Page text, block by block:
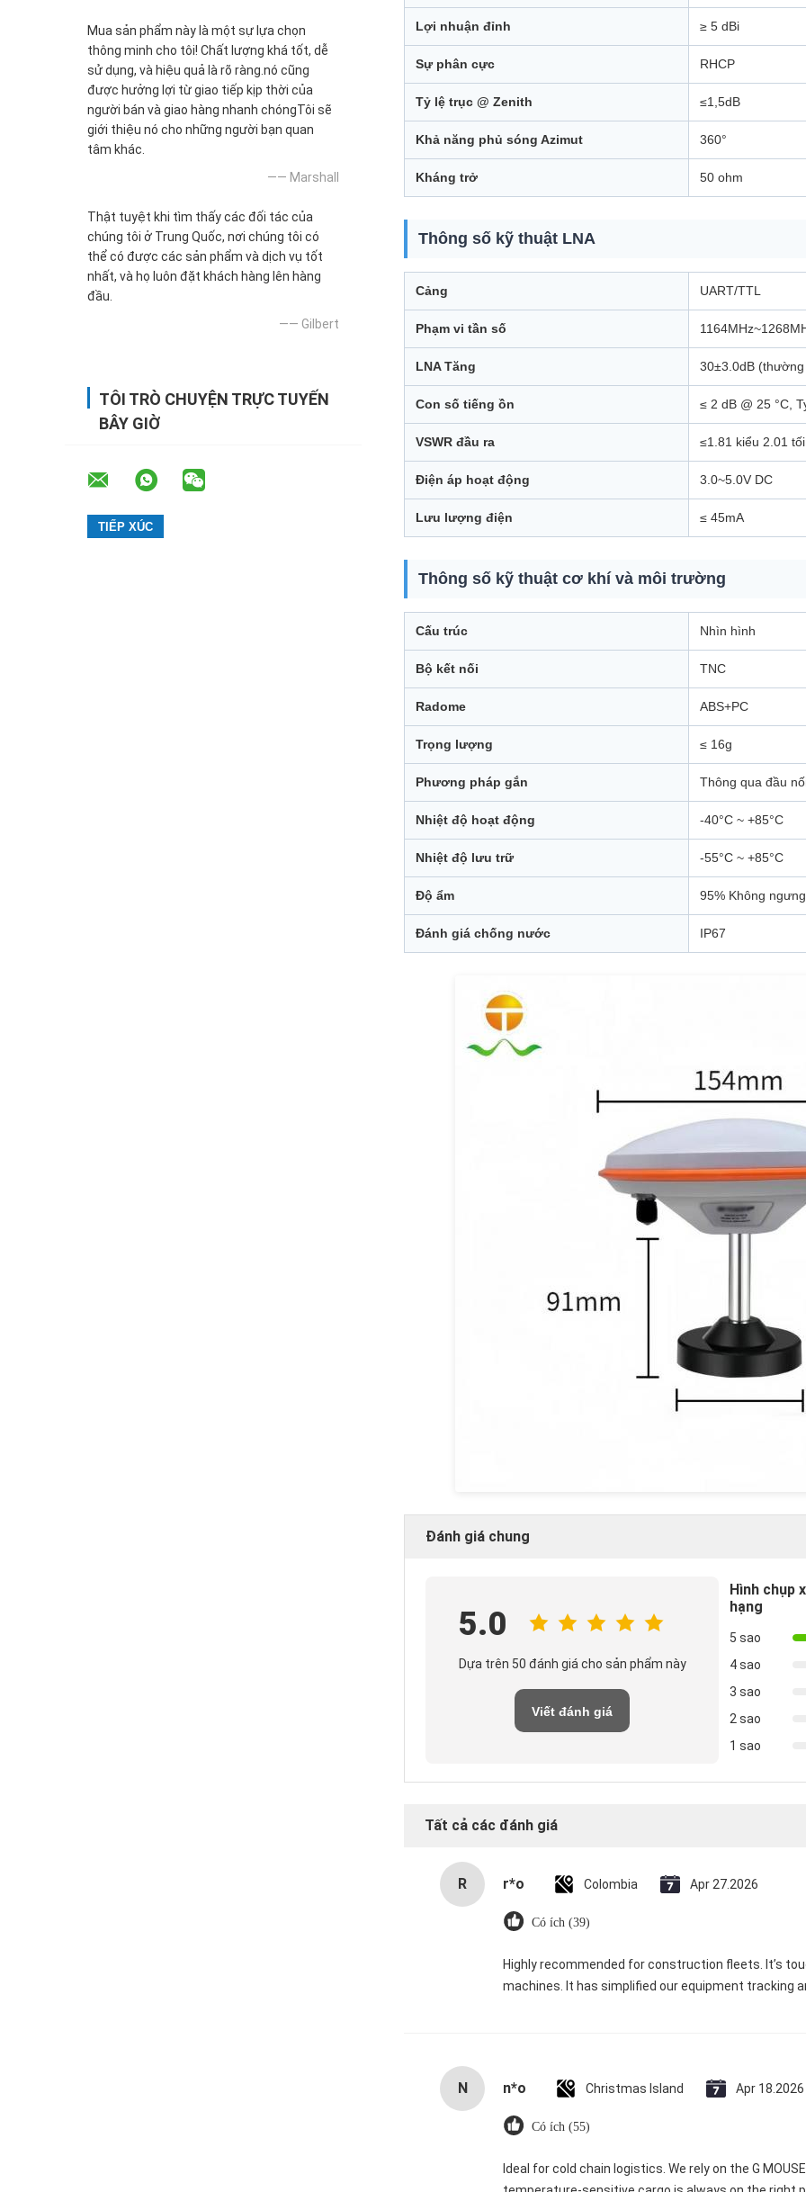
Mua sản phẩm này là một sự lựa chọn
thông minh cho tôi! Chất lượng khá tốt, dễ
sử dụng, và hiệu quả là rõ ràng.nó cũng
được hưởng lợi từ giao tiếp kịp thời của
người bán và giao hàng nhanh chóngTôi sẽ
giới thiệu nó cho những người bạn quan
tâm khác.
—— Marshall
Thật tuyệt khi tìm thấy các đối tác của
chúng tôi ở Trung Quốc, nơi chúng tôi có
thể có được các sản phẩm và dịch vụ tốt
nhất, và họ luôn đặt khách hàng lên hàng
đầu.
—— Gilbert
TÔI TRÒ CHUYỆN TRỰC TUYẾN
BÂY GIỜ
Lợi nhuận đỉnh ≥ 5 dBi
Sự phân cực RHCP
Tỷ lệ trục @ Zenith ≤1,5dB
Khả năng phủ sóng Azimut 360°
Kháng trở 50 ohm
Thông số kỹ thuật LNA
Cảng UART/TTL
Phạm vi tần số
LNA Tăng 30±3.0dB (thường
Con số tiếng ồn ≤ 2 dB @ 25 °C,
VSWR đầu ra ≤1.81 kiểu 2.01
Điện áp hoạt động 3.0~5.0V DC
Lưu lượng điện ≤ 45mA
Thông số kỹ thuật cơ khí và môi trường
Cấu trúc Nhìn hình
Bộ kết nối TNC
Radome ABS+PC
Trọng lượng ≤ 16g
Phương pháp gắn Thông qua đầu
Nhiệt độ hoạt động -40°C ~ +85°C
Nhiệt độ lưu trữ -55°C ~ +85°C
Độ ẩm 95% Không
Đánh giá chống nước IP67
Đánh giá chung
5.0
Dựa trên 50 đánh giá cho sản phẩm này
Viết đánh giá
Hình chụp
hạng
5 sao
4 sao
3 sao
2 sao
1 sao
Tất cả các đánh giá
R r*o Colombia Apr 27.2026
Có ích (39)
Highly recommended for construction fleets. It’s
machines. It has simplified our equipment tracking
N n*o Christmas Island Apr 18.2026
Có ích (55)
Ideal for cold chain logistics. We rely on the G